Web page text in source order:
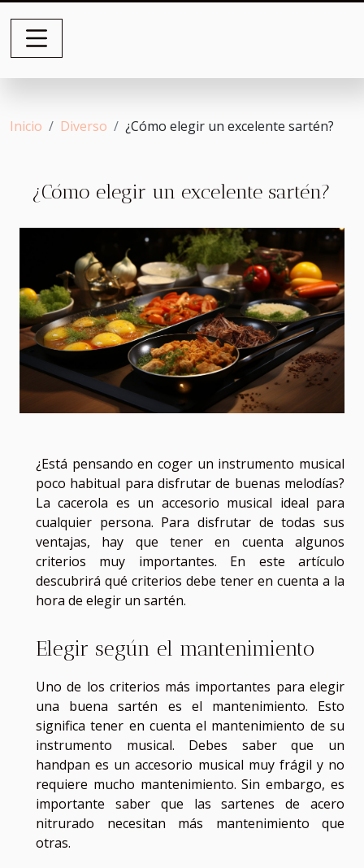
Inicio Diverso ¿Cómo elegir un excelente sartén?
¿Cómo elegir un excelente sartén?
¿Está pensando en coger un instrumento musical
poco habitual para disfrutar de buenas melodías?
La cacerola es un accesorio musical ideal para
cualquier persona. Para disfrutar de todas sus
ventajas, hay que tener en cuenta algunos
criterios muy importantes. En este artículo
descubrirá qué criterios debe tener en cuenta a la
hora de elegir un sartén.
Elegir según el mantenimiento
Uno de los criterios más importantes para elegir
una buena sartén es el mantenimiento. Esto
significa tener en cuenta el mantenimiento de su
instrumento musical. Debes saber que un
handpan es un accesorio musical muy frágil y no
requiere mucho mantenimiento. Sin embargo, es
importante saber que las sartenes de acero
nitrurado necesitan más mantenimiento que
otras.